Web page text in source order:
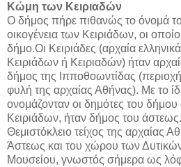
Κώμη των Κειριαδών
Ο δήμος πήρε πιθανώς το όνομά
οικογένεια των Κειριάδων, οι
δήμο.Οι Κειριάδες (αρχαία
Κειριάδων ή Κειριαδών) ήταν
δήμος της Ιπποθοωντίδας (περιοχή
φυλή της αρχαίας Αθήνας). Με το
ονομάζονταν οι δημότες του
Κειριάδων, ήταν δήμος του
Θεμιστόκλειο τείχος της αρχαίας
Άστεως και του χώρου των
Μουσείου, γνωστός σήμερα ως